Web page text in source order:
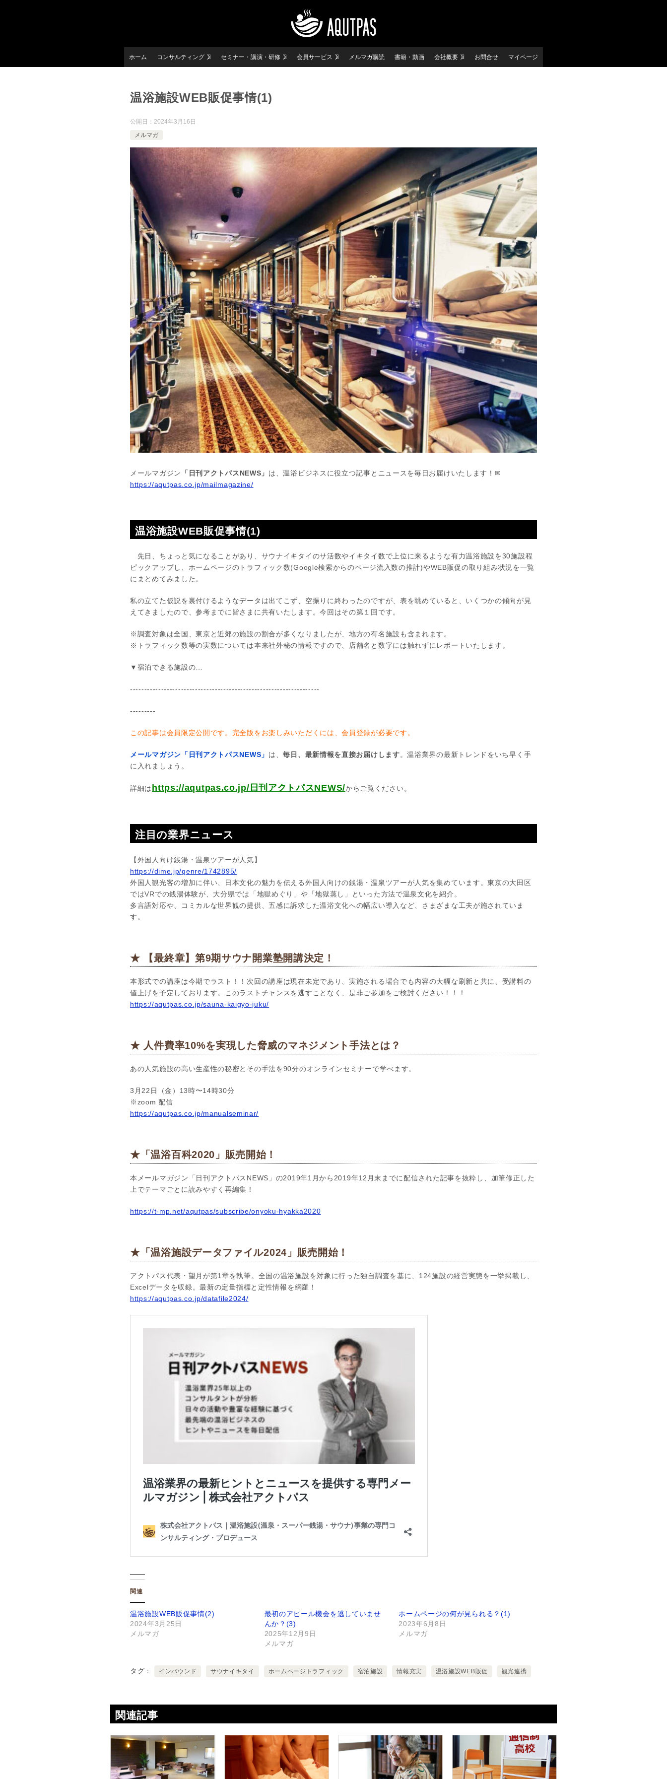
ホーム コンサルティング セミナー・講演・研修 会員サービス メルマガ購読 書籍・動画 会社概要 お問合せ マイページ
温浴施設WEB販促事情(1)
公開日： 2024年3月16日
メルマガ
メールマガジン 「日刊アクトパスNEWS」 は、温浴ビジネスに役立つ記事とニュースを毎日お届けいたします！✉
https://aqutpas.co.jp/mailmagazine/
温浴施設WEB販促事情(1)
先日、ちょっと気になることがあり、サウナイキタイのサ活数やイキタイ数で上位に来るような有力温浴施設を30施設程
ピックアップし、ホームページのトラフィック数(Google検索からのページ流入数の推計)やWEB販促の取り組み状況を一覧
にまとめてみました。
私の立てた仮説を裏付けるようなデータは出てこず、空振りに終わったのですが、表を眺めていると、いくつかの傾向が見
えてきましたので、参考までに皆さまに共有いたします。今回はその第１回です。
※調査対象は全国、東京と近郊の施設の割合が多くなりましたが、地方の有名施設も含まれます。
※トラフィック数等の実数については本来社外秘の情報ですので、店舗名と数字には触れずにレポートいたします。
▼宿泊できる施設の…
-------------------------------------------------------------------
---------
この記事は会員限定公開です。完全版をお楽しみいただくには、会員登録が必要です。
メールマガジン「日刊アクトパスNEWS」 は、毎日、最新情報を直接お届けします。温浴業界の最新トレンドをいち早く手
に入れましょう。
詳細は https://aqutpas.co.jp/日刊アクトパスNEWS/からご覧ください。
注目の業界ニュース
【外国人向け銭湯・温泉ツアーが人気】
https://dime.jp/genre/1742895/
外国人観光客の増加に伴い、日本文化の魅力を伝える外国人向けの銭湯・温泉ツアーが人気を集めています。東京の大田区
ではVRでの銭湯体験が、大分県では「地獄めぐり」や「地獄蒸し」といった方法で温泉文化を紹介。
多言語対応や、コミカルな世界観の提供、五感に訴求した温浴文化への幅広い導入など、さまざまな工夫が施されていま
す。
★ 【最終章】第9期サウナ開業塾開講決定！
本形式での講座は今期でラスト！！次回の講座は現在未定であり、実施される場合でも内容の大幅な刷新と共に、受講料の
値上げを予定しております。このラストチャンスを逃すことなく、是非ご参加をご検討ください！！！
https://aqutpas.co.jp/sauna-kaigyo-juku/
★ 人件費率10%を実現した脅威のマネジメント手法とは？
あの人気施設の高い生産性の秘密とその手法を90分のオンラインセミナーで学べます。
3月22日（金）13時〜14時30分
※zoom 配信
https://aqutpas.co.jp/manualseminar/
★「温浴百科2020」販売開始！
本メールマガジン「日刊アクトパスNEWS」の2019年1月から2019年12月末までに配信された記事を抜粋し、加筆修正した
上でテーマごとに読みやすく再編集！
https://t-mp.net/aqutpas/subscribe/onyoku-hyakka2020
★「温浴施設データファイル2024」販売開始！
アクトパス代表・望月が第1章を執筆。全国の温浴施設を対象に行った独自調査を基に、124施設の経営実態を一挙掲載し、
Excelデータを収録。最新の定量指標と定性情報を網羅！
https://aqutpas.co.jp/datafile2024/
関連
温浴施設WEB販促事情(2)
2024年3月25日
メルマガ
最初のアピール機会を逃していませ
んか？(3)
2025年12月9日
メルマガ
ホームページの何が見られる？(1)
2023年6月8日
メルマガ
タグ インバウンド サウナイキタイ ホームページトラフィック 宿泊施設 情報充実 温浴施設WEB販促 観光連携
関連記事